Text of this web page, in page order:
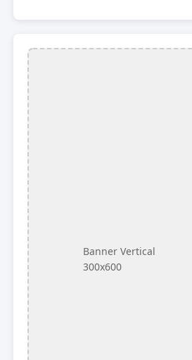
Banner Vertical
300x600